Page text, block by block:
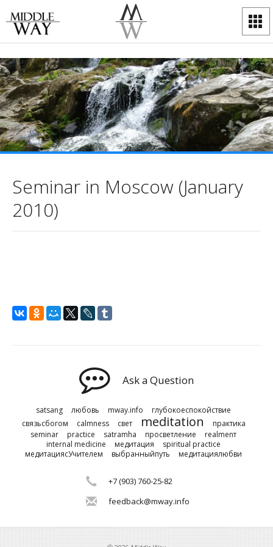
Seminar in Моscow (January
2010)
Ask a Question
satsang любовь mway.info
глубокоеспокойствие
связьсбогом
calmness свет meditation
практика
seminar
practice satramha просветление
realmenт
internal medicine
медитация
spiritual practice
медитациясУчителем
выбранныйпуть медитациялюбви
+7 (903) 760-25-82
feedback@mway.info